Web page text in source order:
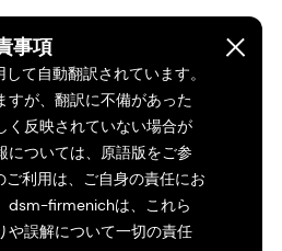
事項
て自動翻訳されています。
すが、翻訳に不備があった
く反映されていない場合が
については、原語版をご参
ご利用は、ご自身の責任にお
dsm-firmenichは、これら
や誤解について一切の責任
トメント